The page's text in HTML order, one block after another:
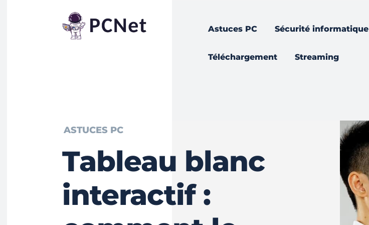
Astuces PC Sécurité informatique
Téléchargement Streaming
ASTUCES PC
Tableau blanc
interactif :